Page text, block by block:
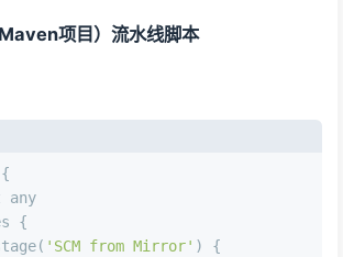
项目）流水线脚本
{
any
{
'SCM from Mirror' ) {